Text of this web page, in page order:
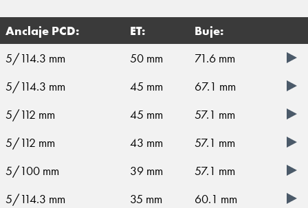
Anclaje PCD: ET:
Buje:
5/114.3 mm
50 mm
71.6 mm
5/114.3 mm
45 mm
67.1 mm
5/112 mm
45 mm
57.1 mm
5/112 mm
43 mm
57.1 mm
5/100 mm
39 mm
57.1 mm
5/114.3 mm
35 mm 60.1 mm